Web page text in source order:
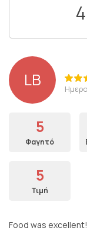
LB
5
Φαγητό
5
Τιμή
Food was